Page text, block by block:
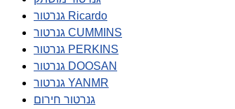
גנרטור Ricardo
גנרטור CUMMINS
גנרטור PERKINS
גנרטור DOOSAN
גנרטור YANMR
גנרטור חירום